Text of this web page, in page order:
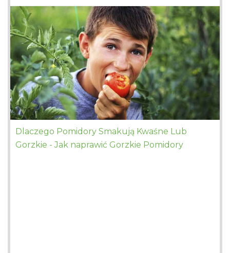
Dlaczego Pomidory Smakują Kwaśne Lub
Gorzkie - Jak naprawić Gorzkie Pomidory